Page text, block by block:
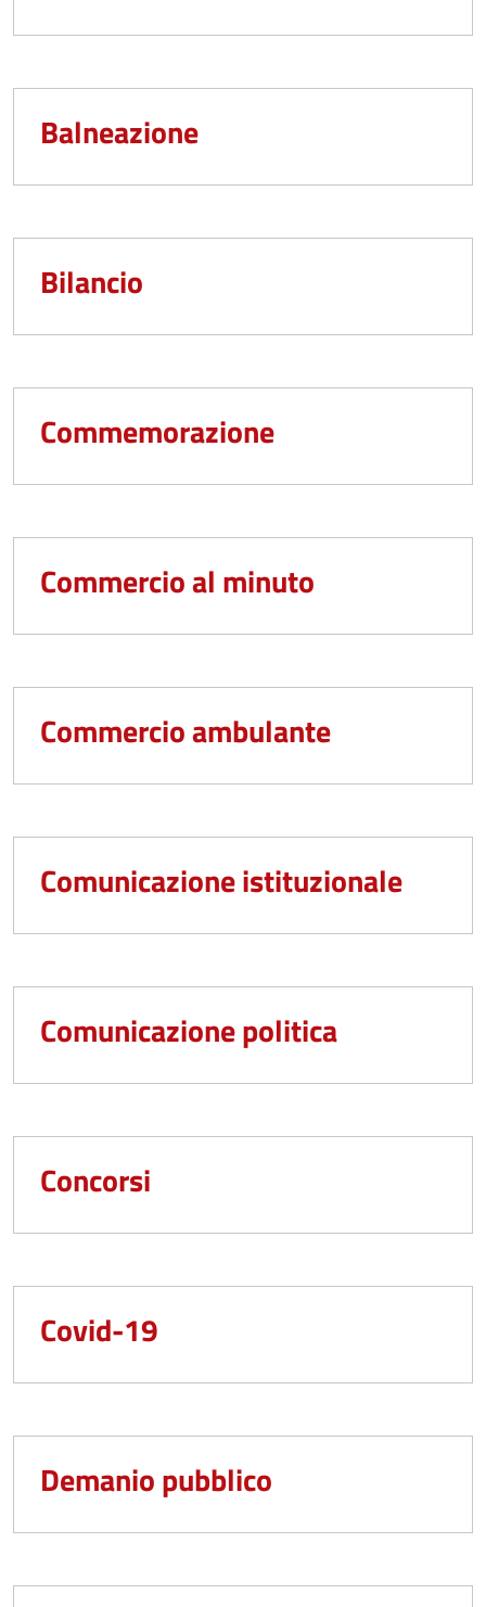
Balneazione
Bilancio
Commemorazione
Commercio al minuto
Commercio ambulante
Comunicazione istituzionale
Comunicazione politica
Concorsi
Covid-19
Demanio pubblico